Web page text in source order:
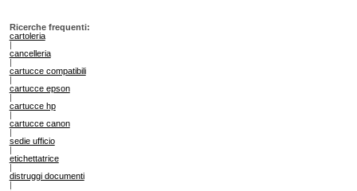
Ricerche frequenti:
cartoleria
|
cancelleria
|
cartucce compatibili
|
cartucce epson
|
cartucce hp
|
cartucce canon
|
sedie ufficio
|
etichettatrice
|
distruggi documenti
|